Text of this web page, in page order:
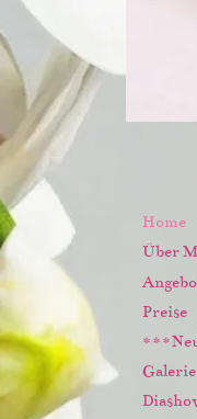
Home
Über
Preise
Galerie